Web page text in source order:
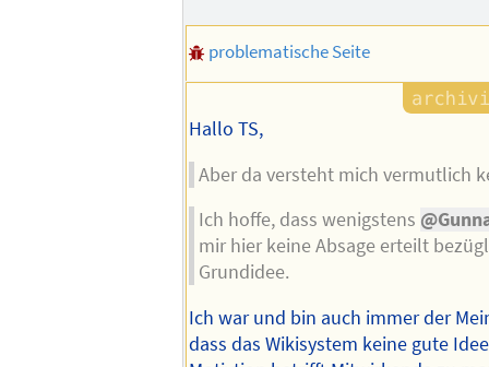
problematische Seite
Hallo TS,
Aber da versteht mich vermutlich
Ich hoffe, dass wenigstens
mir hier keine Absage erteilt
Grundidee.
Ich war und bin auch immer der
dass das Wikisystem keine gute